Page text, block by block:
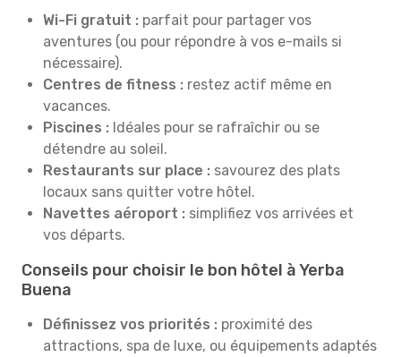
Wi-Fi gratuit : parfait pour partager vos
aventures (ou pour répondre à vos e-mails si
nécessaire).
Centres de fitness : restez actif même en
vacances.
Piscines : Idéales pour se rafraîchir ou se
détendre au soleil.
Restaurants sur place : savourez des plats
locaux sans quitter votre hôtel.
Navettes aéroport : simplifiez vos arrivées et
vos départs.
Conseils pour choisir le bon hôtel à Yerba
Buena
Définissez vos priorités : proximité des
attractions, spa de luxe, ou équipements adaptés